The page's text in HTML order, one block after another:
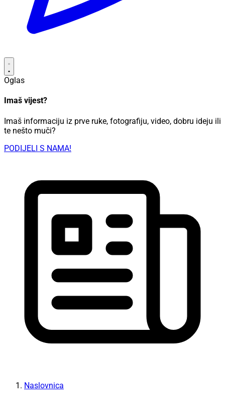
Oglas
Imaš vijest?
Imaš informaciju iz prve ruke, fotografiju, video, dobru ideju ili
te nešto muči?
PODIJELI S NAMA!
Naslovnica